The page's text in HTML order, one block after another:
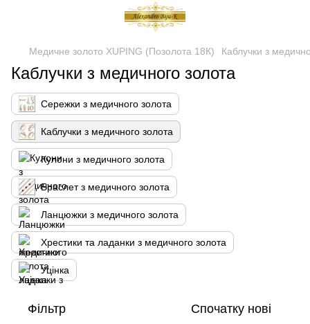
Медичне золото XUPING (Позолота 18К) Каблучки з
Каблучки з медичного золота
Сережки з медичного золота
Каблучки з медичного золота
Кулони з медичного золота
Браслет з медичного золота
Ланцюжки з медичного золота
Хрестики та ладанки з медичного золота
Уцінка
Фільтр Спочатку нові